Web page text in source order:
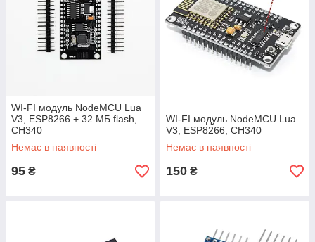
WI-FI модуль NodeMCU Lua
V3, ESP8266 + 32 МБ flash,
CH340
Немає в наявності
95 ₴
WI-FI модуль NodeMCU Lua
V3, ESP8266, CH340
Немає в наявності
150 ₴